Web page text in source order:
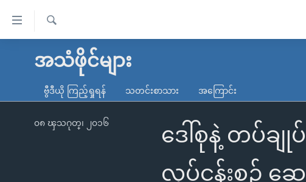
လွယ်ကူ
သည့်
မူလစာမျက်နှာ
ကမ္ဘာ့သတင်းများ
နိုင်ငံတကာ
ရ
အသံဖိုင်များ
ဗွီဒီယို ကြည့်ရှုရန် သတင်းစာသား အကြောင်း
ဒေါ်စုနဲ့ တပ်ချု
လုပ်ငန်းစဉ် ဆွေ
၀၈ ၾသဂုတ္၊ ၂၀၁၆